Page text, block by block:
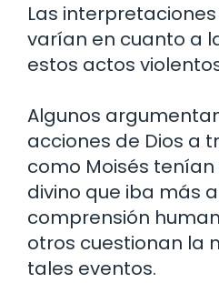
Las
varían en cuanto a
estos actos
Algunos
acciones de Dios a
como Moisés
divino que iba más
comprensión
otros cuestionan la
tales eventos.